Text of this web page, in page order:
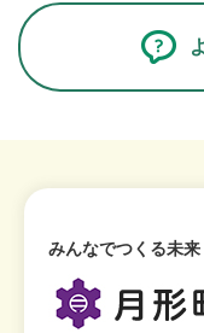
みんなでつくる未